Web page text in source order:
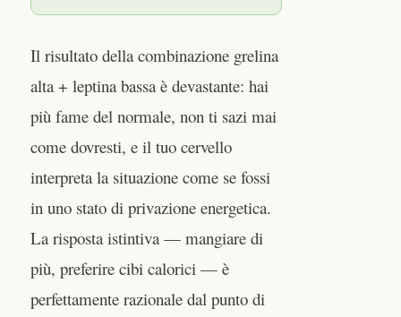
Il risultato della combinazione grelina
alta + leptina bassa è devastante: hai
più fame del normale, non ti sazi mai
come dovresti, e il tuo cervello
interpreta la situazione come se fossi
in uno stato di privazione energetica.
La risposta istintiva — mangiare di
più, preferire cibi calorici — è
perfettamente razionale dal punto di